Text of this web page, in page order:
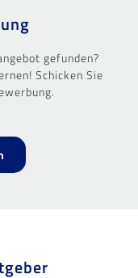
gefunden?
Schicken Sie